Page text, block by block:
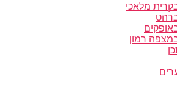
מלאכי
רמון